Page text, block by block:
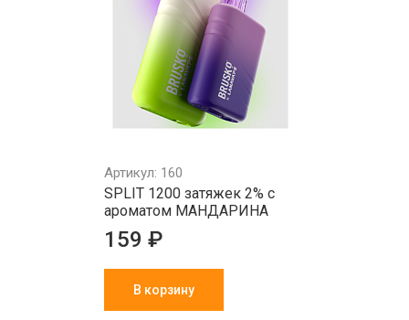
Артикул: 160
SPLIT 1200 затяжек 2% с
ароматом МАНДАРИНА
159 ₽
В корзину